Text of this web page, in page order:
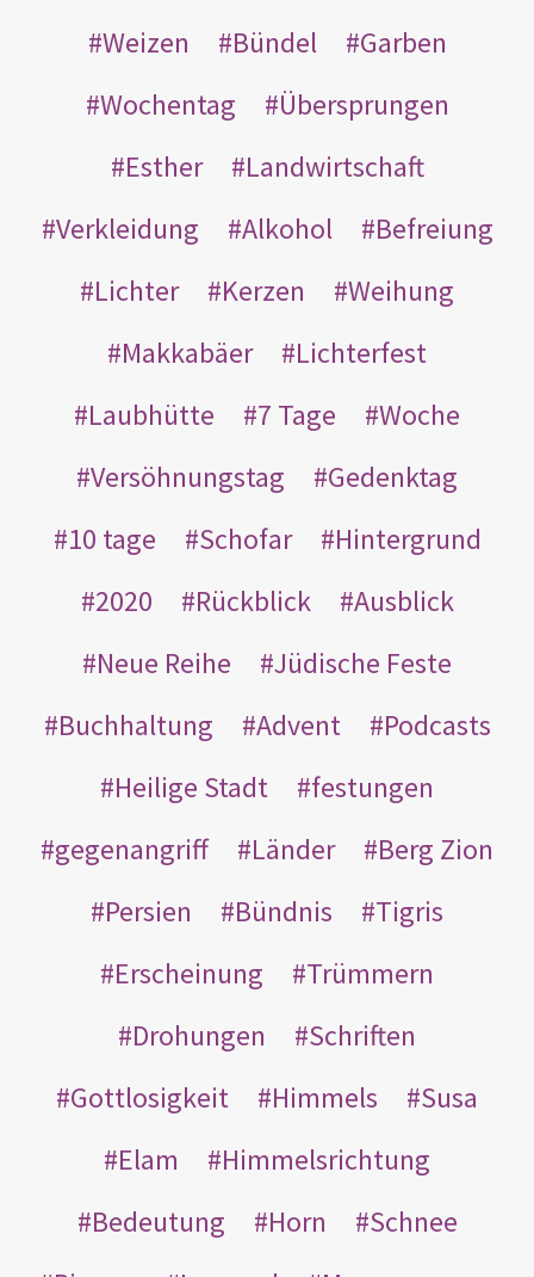
Weizen
Bündel
Garben
Wochentag
Übersprungen
Esther
Landwirtschaft
Verkleidung
Alkohol
Befreiung
Lichter
Kerzen
Weihung
Makkabäer
Lichterfest
Laubhütte
7 Tage
Woche
Versöhnungstag
Gedenktag
10 tage
Schofar
Hintergrund
2020
Rückblick
Ausblick
Neue Reihe
Jüdische Feste
Buchhaltung
Advent
Podcasts
Heilige Stadt
festungen
gegenangriff
Länder
Berg Zion
Persien
Bündnis
Tigris
Erscheinung
Trümmern
Drohungen
Schriften
Gottlosigkeit
Himmels
Susa
Elam
Himmelsrichtung
Bedeutung
Horn
Schnee